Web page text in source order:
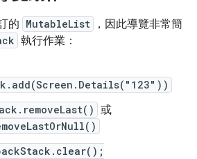
的 MutableList
，因此導覽非常簡
執行作業：
或